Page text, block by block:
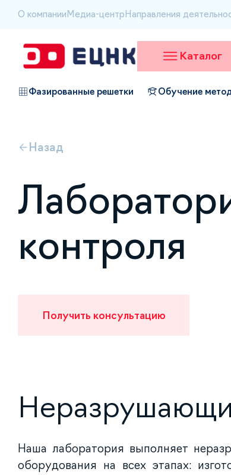
О компании Медиа-центр Направления
Каталог
Фазированные решетки Обучение
Назад
контроля
Получить консультацию
Наша лаборатория выполняет
оборудования на всех этапах: